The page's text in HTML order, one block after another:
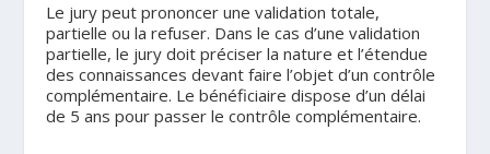
Le jury peut prononcer une validation totale,
partielle ou la refuser. Dans le cas d’une validation
partielle, le jury doit préciser la nature et l’étendue
des connaissances devant faire l’objet d’un contrôle
complémentaire. Le bénéficiaire dispose d’un délai
de 5 ans pour passer le contrôle complémentaire.